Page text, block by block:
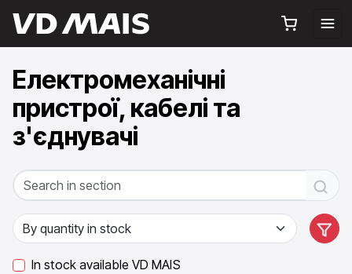
Електромеханічні
пристрої, кабелі та
з'єднувачі
In stock available VD MAIS